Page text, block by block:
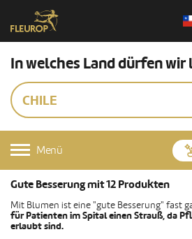
In welches Land dürfen wir
CHILE
Menü
Gute Besserung mit 12 Produkten
Mit Blumen ist eine "gute Besserung" fast
für Patienten im Spital einen Strauß, da
erlaubt sind.